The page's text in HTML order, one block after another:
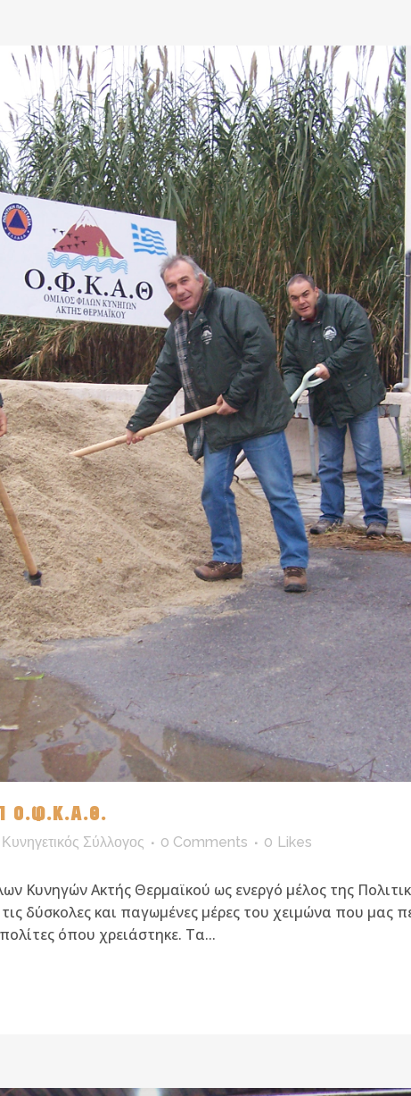
Ο.Φ.Κ.Α.Θ.
Κυνηγετικός Σύλλογος 0 Comments 0 Likes
Κυνηγών Ακτής Θερμαϊκού ως ενεργό μέλος της
δύσκολες και παγωμένες μέρες του χειμώνα που μας
όπου χρειάστηκε. Τα...